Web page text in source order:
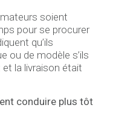
soient
pour se procurer
qu’ils
ou de modèle s’ils
et la livraison était
conduire plus tôt